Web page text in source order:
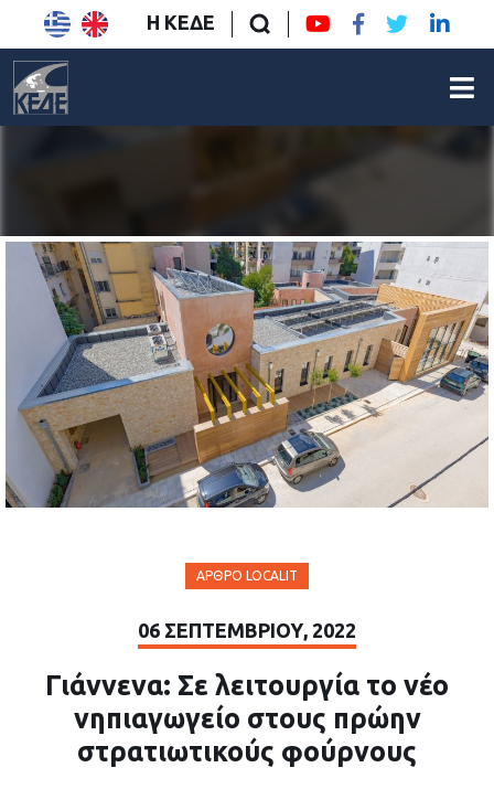
Η ΚΕΔΕ
ΆΡΘΡΟ LOCALIT
06 ΣΕΠΤΕΜΒΡΊΟΥ, 2022
Γιάννενα: Σε λειτουργία το νέο
νηπιαγωγείο στους πρώην
στρατιωτικούς φούρνους